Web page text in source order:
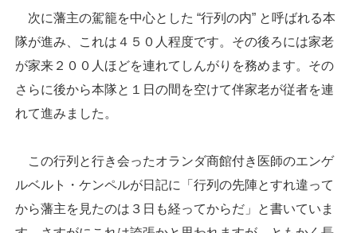
次に藩主の駕籠を中心とした “行列の内” と呼ばれる本
隊が進み、これは４５０人程度です。その後ろには家老
が家来２００人ほどを連れてしんがりを務めます。その
さらに後から本隊と１日の間を空けて伴家老が従者を連
れて進みました。
この行列と行き会ったオランダ商館付き医師のエンゲ
ルベルト・ケンペルが日記に「行列の先陣とすれ違って
から藩主を見たのは３日も経ってからだ」と書いていま